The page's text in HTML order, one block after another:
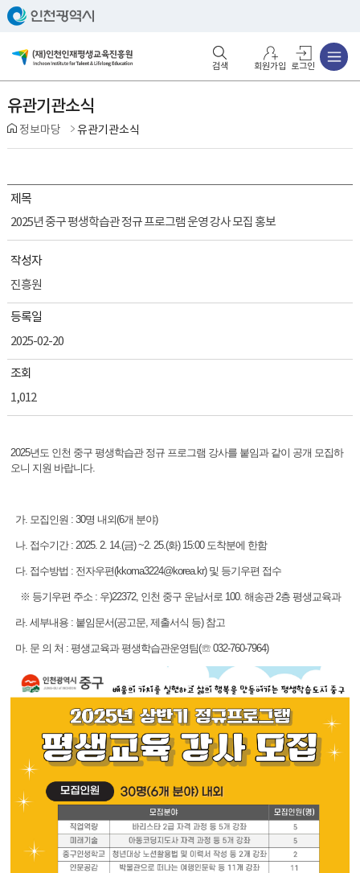
회원가입 로그인
유관기관소식
정보마당 유관기관소식
제목
2025년 중구 평생학습관 정규 프로그램 운영 강사 모집 홍보
작성자
진흥원
등록일
2025-02-20
조회
1,012
2025년도 인천 중구 평생학습관 정규 프로그램 강사를 붙임과 같이 공개 모집하
오니 지원 바랍니다.
가. 모집인원 : 30명 내외(6개 분야)
나. 접수기간 : 2025. 2. 14.(금) ~2. 25.(화) 15:00 도착분에 한함
다. 접수방법 : 전자우편(kkoma3224@korea.kr) 및 등기우편 접수
※ 등기우편 주소 : 우)22372, 인천 중구 운남서로 100. 해송관 2층 평생교육과
라. 세부내용 : 붙임문서(공고문, 제출서식 등) 참고
마. 문 의 처 : 평생교육과 평생학습관운영팀(☏ 032-760-7964)